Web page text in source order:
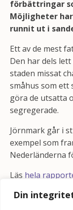
Din
förbättringar
Möjligheter
runnit ut i
Ett av de mest
Den har dels
staden missat
småhus som ett
göra de utsatta
segregerade.
Jörnmark går i
exempel som
Nederländerna
Läs hela